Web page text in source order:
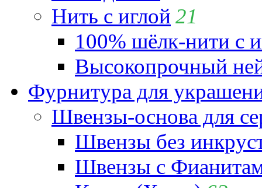
Нить с иглой 21
100% шёлк-нити с
Высокопрочный
Фурнитура для
Швензы-основа для
Швензы без
Швензы с